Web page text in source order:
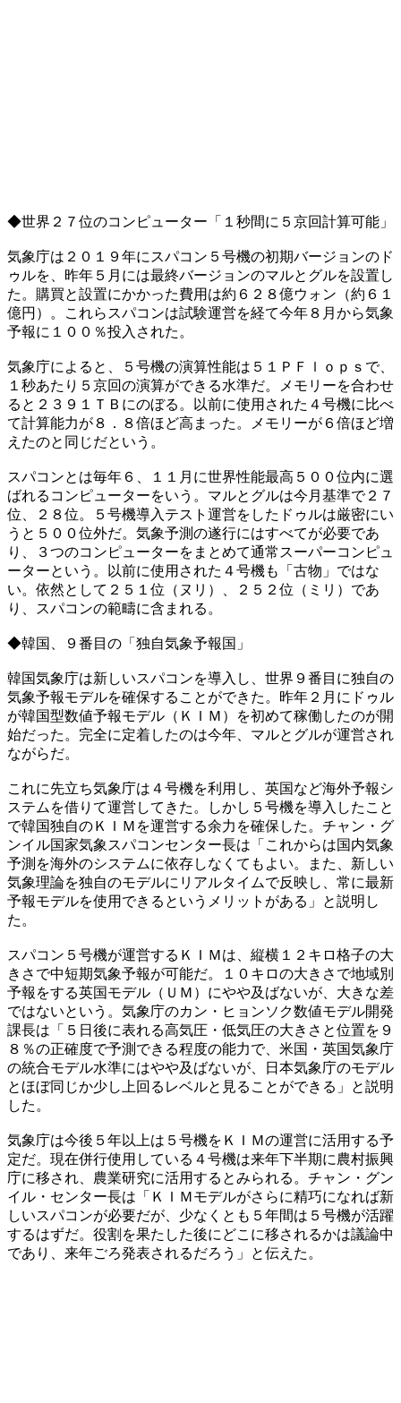
◆世界２７位のコンピューター「１秒間に５京回計算可能」
気象庁は２０１９年にスパコン５号機の初期バージョンのド
ゥルを、昨年５月には最終バージョンのマルとグルを設置し
た。購買と設置にかかった費用は約６２８億ウォン（約６１
億円）。これらスパコンは試験運営を経て今年８月から気象
予報に１００％投入された。
気象庁によると、５号機の演算性能は５１ＰＦｌｏｐｓで、
１秒あたり５京回の演算ができる水準だ。メモリーを合わせ
ると２３９１ＴＢにのぼる。以前に使用された４号機に比べ
て計算能力が８．８倍ほど高まった。メモリーが６倍ほど増
えたのと同じだという。
スパコンとは毎年６、１１月に世界性能最高５００位内に選
ばれるコンピューターをいう。マルとグルは今月基準で２７
位、２８位。５号機導入テスト運営をしたドゥルは厳密にい
うと５００位外だ。気象予測の遂行にはすべてが必要であ
り、３つのコンピューターをまとめて通常スーパーコンピュ
ーターという。以前に使用された４号機も「古物」ではな
い。依然として２５１位（ヌリ）、２５２位（ミリ）であ
り、スパコンの範疇に含まれる。
◆韓国、９番目の「独自気象予報国」
韓国気象庁は新しいスパコンを導入し、世界９番目に独自の
気象予報モデルを確保することができた。昨年２月にドゥル
が韓国型数値予報モデル（ＫＩＭ）を初めて稼働したのが開
始だった。完全に定着したのは今年、マルとグルが運営され
ながらだ。
これに先立ち気象庁は４号機を利用し、英国など海外予報シ
ステムを借りて運営してきた。しかし５号機を導入したこと
で韓国独自のＫＩＭを運営する余力を確保した。チャン・グ
ンイル国家気象スパコンセンター長は「これからは国内気象
予測を海外のシステムに依存しなくてもよい。また、新しい
気象理論を独自のモデルにリアルタイムで反映し、常に最新
予報モデルを使用できるというメリットがある」と説明し
た。
スパコン５号機が運営するＫＩＭは、縦横１２キロ格子の大
きさで中短期気象予報が可能だ。１０キロの大きさで地域別
予報をする英国モデル（ＵＭ）にやや及ばないが、大きな差
ではないという。気象庁のカン・ヒョンソク数値モデル開発
課長は「５日後に表れる高気圧・低気圧の大きさと位置を９
８％の正確度で予測できる程度の能力で、米国・英国気象庁
の統合モデル水準にはやや及ばないが、日本気象庁のモデル
とほぼ同じか少し上回るレベルと見ることができる」と説明
した。
気象庁は今後５年以上は５号機をＫＩＭの運営に活用する予
定だ。現在併行使用している４号機は来年下半期に農村振興
庁に移され、農業研究に活用するとみられる。チャン・グン
イル・センター長は「ＫＩＭモデルがさらに精巧になれば新
しいスパコンが必要だが、少なくとも５年間は５号機が活躍
するはずだ。役割を果たした後にどこに移されるかは議論中
であり、来年ごろ発表されるだろう」と伝えた。